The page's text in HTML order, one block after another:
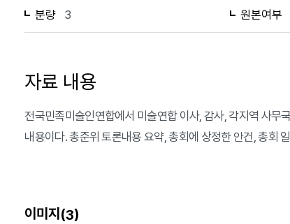
분량 3 원본여부
자료 내용
전국민족미술인연합에서 미술연합 이사, 감사, 각지역 사무
내용이다. 총준위 토론내용 요약, 총회에 상정한 안건, 총회
이미지(3)